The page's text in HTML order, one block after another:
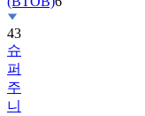
43
슈
퍼
주
니